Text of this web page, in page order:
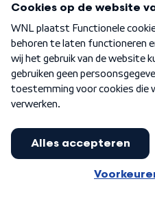
Nieuwsbrief
Word Lid